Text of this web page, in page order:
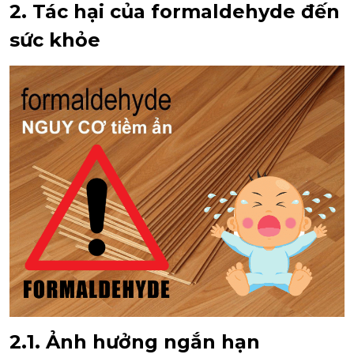
2. Tác hại của formaldehyde đến
sức khỏe
2.1. Ảnh hưởng ngắn hạn